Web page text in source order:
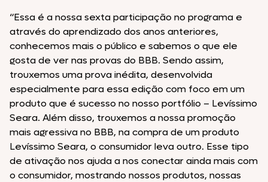
“Essa é a nossa sexta participação no programa e
através do aprendizado dos anos anteriores,
conhecemos mais o público e sabemos o que ele
gosta de ver nas provas do BBB. Sendo assim,
trouxemos uma prova inédita, desenvolvida
especialmente para essa edição com foco em um
produto que é sucesso no nosso portfólio – Levíssimo
Seara. Além disso, trouxemos a nossa promoção
mais agressiva no BBB, na compra de um produto
Levíssimo Seara, o consumidor leva outro. Esse tipo
de ativação nos ajuda a nos conectar ainda mais com
o consumidor, mostrando nossos produtos, nossas